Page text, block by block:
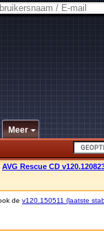
Meer
AVG Rescue CD
de v120.150511 (laatste